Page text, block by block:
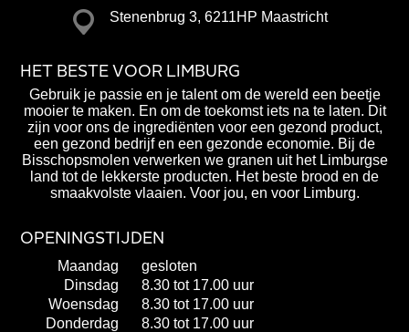
Stenenbrug 3, 6211HP Maastricht
HET BESTE VOOR LIMBURG
Gebruik je passie en je talent om de wereld een beetje
mooier te maken. En om de toekomst iets na te laten. Dit
zijn voor ons de ingrediënten voor een gezond product,
een gezond bedrijf en een gezonde economie. Bij de
Bisschopsmolen verwerken we granen uit het Limburgse
land tot de lekkerste producten. Het beste brood en de
smaakvolste vlaaien. Voor jou, en voor Limburg.
OPENINGSTIJDEN
Maandag
gesloten
Dinsdag
8.30 tot 17.00 uur
Woensdag
8.30 tot 17.00 uur
Donderdag
8.30 tot 17.00 uur